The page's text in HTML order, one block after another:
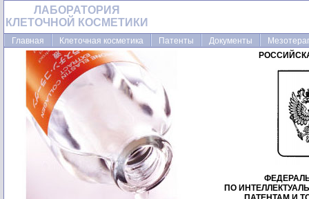
ЛАБОРАТОРИЯ
КЛЕТОЧНОЙ КОСМЕТИКИ
Главная Клеточная косметика Патенты Документы
ПО